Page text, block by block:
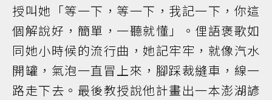
授叫她「等一下，等一下，我記一下，你這
個解說好，簡單，一聽就懂」。俚語褒歌如
同她小時候的流行曲，她記牢牢，就像汽水
開罐，氣泡一直冒上來，腳踩裁縫車，線一
路走下去。最後教授說他計畫出一本澎湖諺